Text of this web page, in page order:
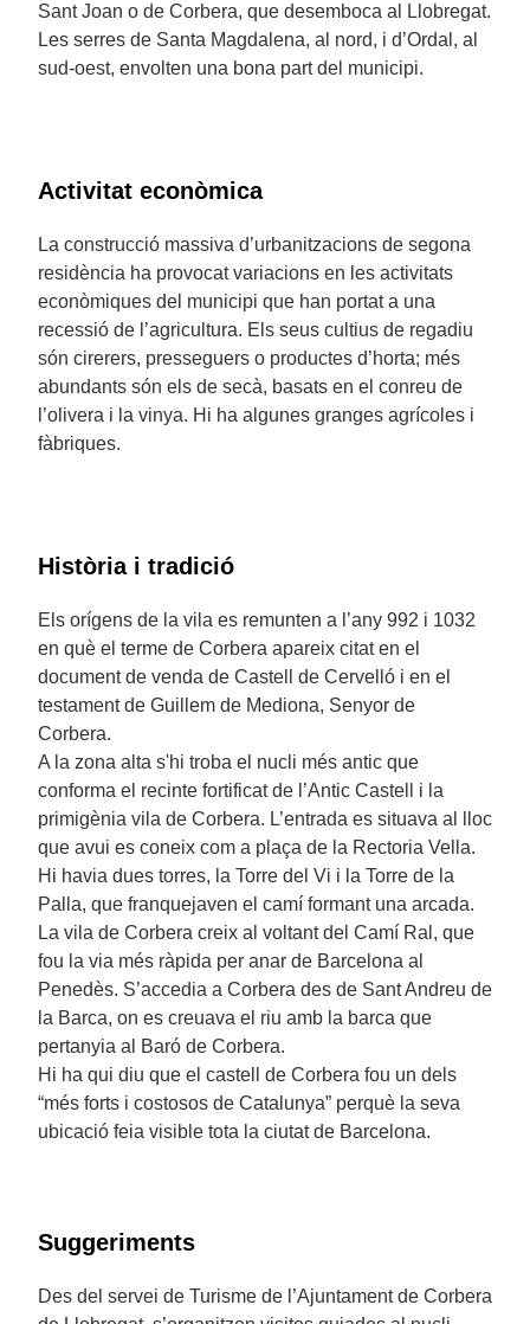
Sant Joan o de Corbera, que desemboca al Llobregat.
Les serres de Santa Magdalena, al nord, i d’Ordal, al
sud-oest, envolten una bona part del municipi.
Activitat econòmica
La construcció massiva d’urbanitzacions de segona
residència ha provocat variacions en les activitats
econòmiques del municipi que han portat a una
recessió de l’agricultura. Els seus cultius de regadiu
són cirerers, presseguers o productes d’horta; més
abundants són els de secà, basats en el conreu de
l’olivera i la vinya. Hi ha algunes granges agrícoles i
fàbriques.
Història i tradició
Els orígens de la vila es remunten a l’any 992 i 1032
en què el terme de Corbera apareix citat en el
document de venda de Castell de Cervelló i en el
testament de Guillem de Mediona, Senyor de
Corbera.
A la zona alta s'hi troba el nucli més antic que
conforma el recinte fortificat de l’Antic Castell i la
primigènia vila de Corbera. L’entrada es situava al lloc
que avui es coneix com a plaça de la Rectoria Vella.
Hi havia dues torres, la Torre del Vi i la Torre de la
Palla, que franquejaven el camí formant una arcada.
La vila de Corbera creix al voltant del Camí Ral, que
fou la via més ràpida per anar de Barcelona al
Penedès. S’accedia a Corbera des de Sant Andreu de
la Barca, on es creuava el riu amb la barca que
pertanyia al Baró de Corbera.
Hi ha qui diu que el castell de Corbera fou un dels
“més forts i costosos de Catalunya” perquè la seva
ubicació feia visible tota la ciutat de Barcelona.
Suggeriments
Des del servei de Turisme de l’Ajuntament de Corbera